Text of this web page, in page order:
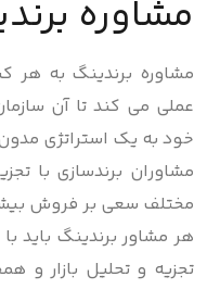
مشاوره
مشاوره برندینگ به
عملی می کند تا آن
خود به یک استراتژی
مشاوران برندسازی با
مختلف سعی بر فروش
هر مشاور برندینگ باید
تجزیه و تحلیل بازار و